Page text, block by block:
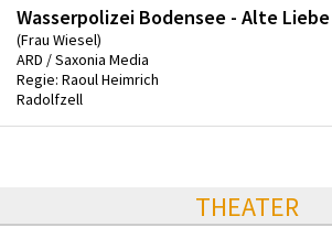
Wasserpolizei Bodensee - Alte Liebe
(Frau Wiesel)
ARD / Saxonia Media
Regie: Raoul Heimrich
Radolfzell
THEATER